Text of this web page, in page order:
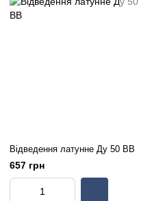
Відведення латунне Ду 50 ВВ
657 грн